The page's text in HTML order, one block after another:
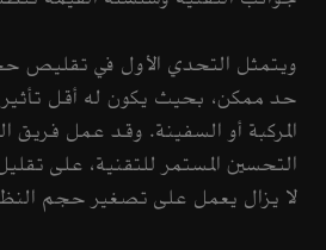
ويتمثل التحدي الأول في تقليص
حد ممكن، بحيث يكون له أقل
المركبة أو السفينة. وقد عمل
التحسين المستمر للتقنية، على
لا يزال يعمل على تصغير حجم